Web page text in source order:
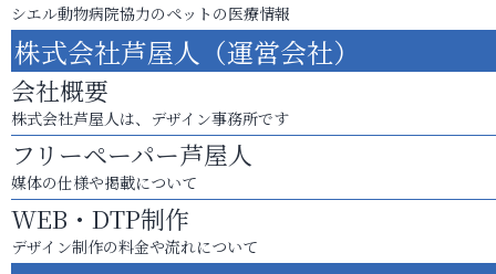
シエル動物病院協力のペットの医療情報
株式会社芦屋人（運営会社）
会社概要
株式会社芦屋人は、デザイン事務所です
フリーペーパー芦屋人
媒体の仕様や掲載について
WEB・DTP制作
デザイン制作の料金や流れについて